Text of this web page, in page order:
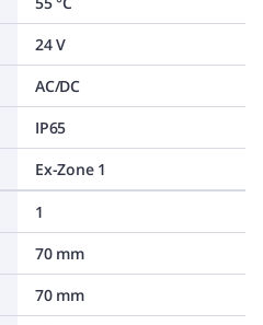
24 V
AC/DC
IP65
Ex-Zone 1
1
70 mm
70 mm